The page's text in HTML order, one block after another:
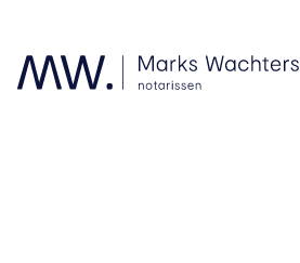
Je kunt tijdens